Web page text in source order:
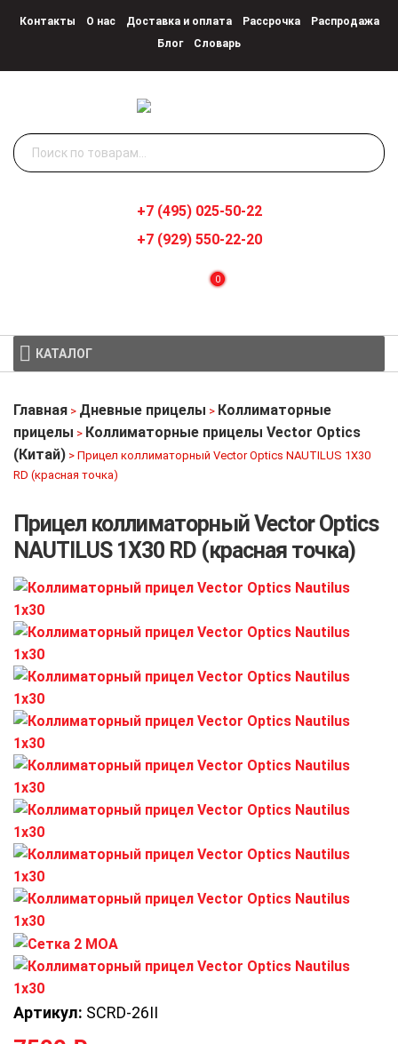
Контакты О нас Доставка и оплата Рассрочка
Распродажа
Блог
Словарь
Искать:
0
+7 (495) 025-50-22
+7 (929) 550-22-20
КАТАЛОГ
Главная > Дневные прицелы > Коллиматорные
прицелы > Коллиматорные прицелы Vector Optics
(Китай) > Прицел коллиматорный Vector Optics NAUTILUS 1X30
RD (красная точка)
Прицел коллиматорный Vector Optics
NAUTILUS 1X30 RD (красная точка)
Артикул: SCRD-26II